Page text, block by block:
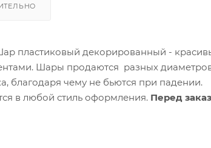
пластиковый декорированный -
Шары продаются разных
благодаря чему не бьются при падении.
в любой стиль оформления. Перед